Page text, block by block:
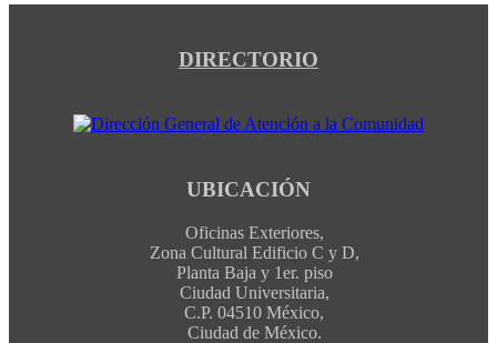
DIRECTORIO
UBICACIÓN
Oficinas Exteriores,
Zona Cultural Edificio C y D,
Planta Baja y 1er. piso
Ciudad Universitaria,
C.P. 04510 México,
Ciudad de México.